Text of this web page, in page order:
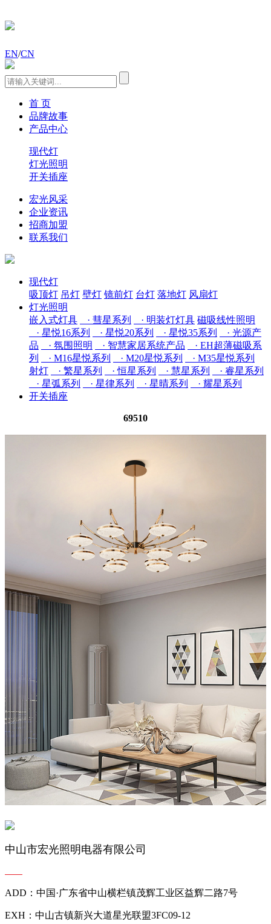
EN/CN
首 页
品牌故事
产品中心
现代灯
灯光照明
开关插座
宏光风采
企业资讯
招商加盟
联系我们
现代灯
吸顶灯 吊灯 壁灯 镜前灯 台灯 落地灯 风扇灯
灯光照明
嵌入式灯具
· 彗星系列 · 明装灯灯具 磁吸线性照明
· 星悦16系列
· 星悦20系列 · 星悦35系列
· 光源产
品
· 氛围照明 · 智慧家居系统产品
· EH超薄磁吸系
列
· M16星悦系列 · M20星悦系列
· M35星悦系列
射灯
· 繁星系列 · 恒星系列 · 慧星系列
· 睿星系列
· 星弧系列
· 星律系列 · 星晴系列
· 耀星系列
开关插座
69510
中山市宏光照明电器有限公司
ADD：中国·广东省中山横栏镇茂辉工业区益辉二路7号
EXH：中山古镇新兴大道星光联盟3FC09-12